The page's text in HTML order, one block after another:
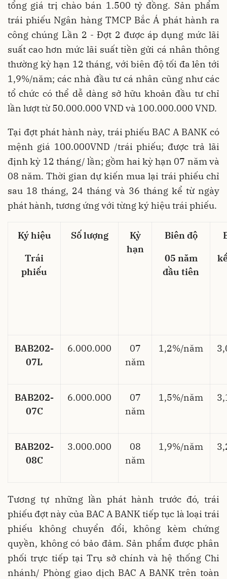
tổng giá trị chào bán 1.500 tỷ đồng. Sản phẩm
trái phiếu Ngân hàng TMCP Bắc Á phát hành ra
công chúng Lần 2 - Đợt 2 được áp dụng mức lãi
suất cao hơn mức lãi suất tiền gửi cá nhân thông
thường kỳ hạn 12 tháng, với biên độ tối đa lên tới
1,9%/năm; các nhà đầu tư cá nhân cũng như các
tổ chức có thể dễ dàng sở hữu khoản đầu tư chỉ
lần lượt từ 50.000.000 VND và 100.000.000 VND.
Tại đợt phát hành này, trái phiếu BAC A BANK có
mệnh giá 100.000VND /trái phiếu; được trả lãi
định kỳ 12 tháng/ lần; gồm hai kỳ hạn 07 năm và
08 năm. Thời gian dự kiến mua lại trái phiếu chỉ
sau 18 tháng, 24 tháng và 36 tháng kể từ ngày
phát hành, tương ứng với từng ký hiệu trái phiếu.
Ký hiệu
Trái
phiếu
Số lượng
Kỳ
hạn
Biên độ
05 năm
đầu tiên
BAB202-
07L
6.000.000
07
năm
1,2%/năm
BAB202-
07C
6.000.000
07
năm
1,5%/năm
BAB202-
08C
3.000.000
08
năm
1,9%/năm
Tương tự những lần phát hành trước đó, trái
phiếu đợt này của BAC A BANK tiếp tục là loại trái
phiếu không chuyển đổi, không kèm chứng
quyền, không có bảo đảm. Sản phẩm được phân
phối trực tiếp tại Trụ sở chính và hệ thống Chi
nhánh/ Phòng giao dịch BAC A BANK trên toàn